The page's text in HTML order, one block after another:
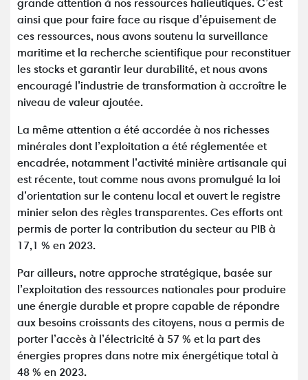
grande attention à nos ressources halieutiques. C’est
ainsi que pour faire face au risque d’épuisement de
ces ressources, nous avons soutenu la surveillance
maritime et la recherche scientifique pour reconstituer
les stocks et garantir leur durabilité, et nous avons
encouragé l’industrie de transformation à accroître le
niveau de valeur ajoutée.
La même attention a été accordée à nos richesses
minérales dont l’exploitation a été réglementée et
encadrée, notamment l’activité minière artisanale qui
est récente, tout comme nous avons promulgué la loi
d’orientation sur le contenu local et ouvert le registre
minier selon des règles transparentes. Ces efforts ont
permis de porter la contribution du secteur au PIB à
17,1 % en 2023.
Par ailleurs, notre approche stratégique, basée sur
l’exploitation des ressources nationales pour produire
une énergie durable et propre capable de répondre
aux besoins croissants des citoyens, nous a permis de
porter l’accès à l’électricité à 57 % et la part des
énergies propres dans notre mix énergétique total à
48 % en 2023.